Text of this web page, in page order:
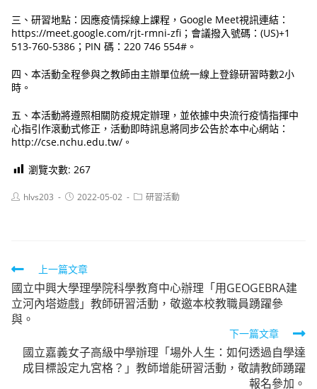
三、研習地點：因應疫情採線上課程，Google Meet視訊連結：
https://meet.google.com/rjt-rmni-zfi；會議撥入號碼：(US)+1
513-760-5386；PIN 碼：220 746 554#。
四、本活動全程參與之教師由主辦單位統一線上登錄研習時數2小
時。
五、本活動將遵照相關防疫規定辦理，並依據中央流行疫情指揮中
心指引作滾動式修正，活動即時訊息將同步公告於本中心網站：
http://cse.nchu.edu.tw/。
瀏覽次數: 267
Posthlvs203
Post2022-05-02
Post研習活動
Read
more
articles
上一篇文章
國立中興大學理學院科學教育中心辦理「用GEOGEBRA建
立河內塔遊戲」教師研習活動，敬邀本校教職員踴躍參
與。
下一篇文章
國立嘉義女子高級中學辦理「場外人生：如何透過自學達
成目標設定九宮格？」教師增能研習活動，敬請教師踴躍
報名參加。